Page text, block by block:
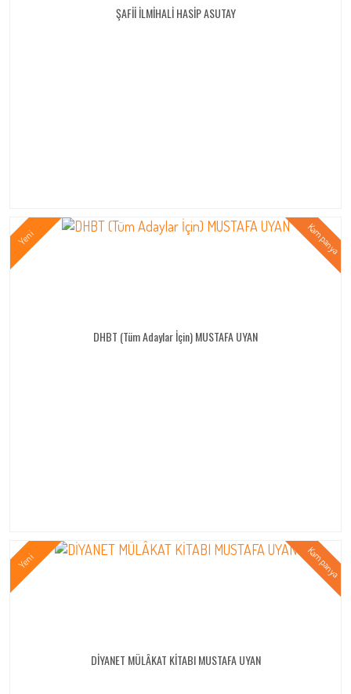
ŞAFİİ İLMİHALİ HASİP ASUTAY
DHBT (Tüm Adaylar İçin) MUSTAFA UYAN
DİYANET MÜLÂKAT KİTABI MUSTAFA UYAN